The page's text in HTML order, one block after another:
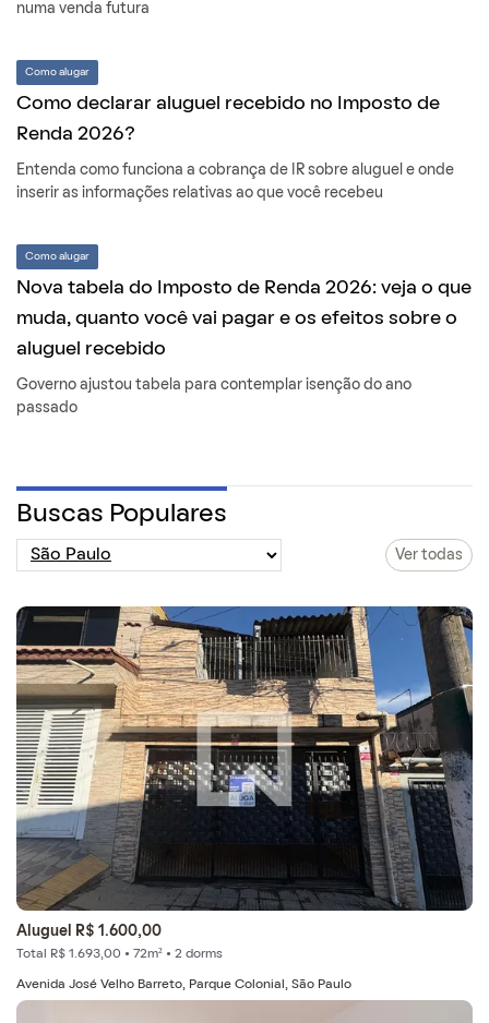
numa venda futura
Como alugar
Como declarar aluguel recebido no Imposto de
Renda 2026?
Entenda como funciona a cobrança de IR sobre aluguel e onde
inserir as informações relativas ao que você recebeu
Como alugar
Nova tabela do Imposto de Renda 2026: veja o que
muda, quanto você vai pagar e os efeitos sobre o
aluguel recebido
Governo ajustou tabela para contemplar isenção do ano
passado
Buscas Populares
Ver todas
Aluguel R$ 1.600,00
Total R$ 1.693,00 • 72m² • 2 dorms
Avenida José Velho Barreto, Parque Colonial, São Paulo